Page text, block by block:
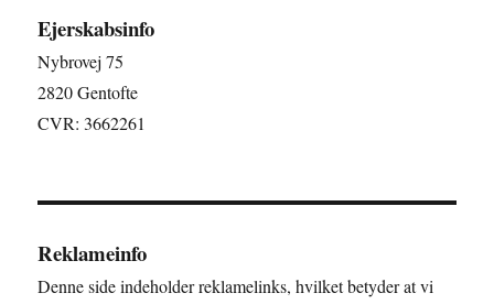
Ejerskabsinfo
Nybrovej 75
2820 Gentofte
CVR: 3662261
Reklameinfo
Denne side indeholder reklamelinks, hvilket betyder at vi